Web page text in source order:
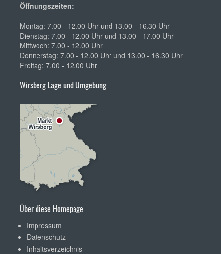
Öffnungszeiten:
Montag: 7.00 - 12.00 Uhr und 13.00 - 16.30 Uhr
Dienstag: 7.00 - 12.00 Uhr und 13.00 - 17.00 Uhr
Mittwoch: 7.00 - 12.00 Uhr
Donnerstag: 7.00 - 12.00 Uhr und 13.00 - 16.30 Uhr
Freitag: 7.00 - 12.00 Uhr
Wirsberg Lage und Umgebung
Über diese Homepage
Impressum
Datenschutz
Inhaltsverzeichnis